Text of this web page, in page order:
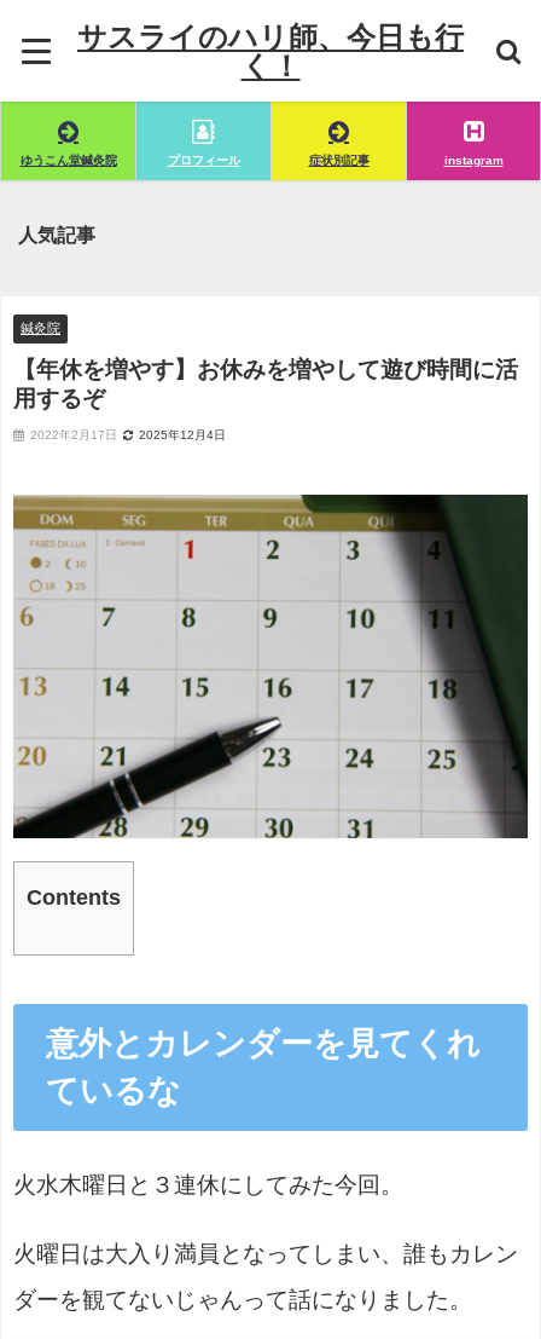
サスライのハリ師、今日も行
く！
ゆうこん堂鍼灸院 プロフィール 症状別記事 instagram
人気記事
鍼灸院
【年休を増やす】お休みを増やして遊び時間に活
用するぞ
2022年2月17日 2025年12月4日
Contents
意外とカレンダーを見てくれ
ているな
火水木曜日と３連休にしてみた今回。
火曜日は大入り満員となってしまい、誰もカレン
ダーを観てないじゃんって話になりました。